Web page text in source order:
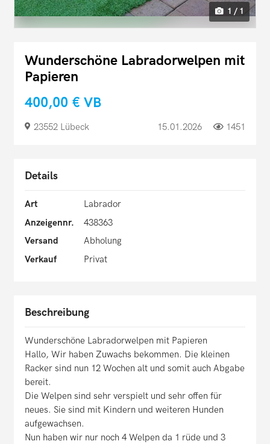
1 / 1
Wunderschöne Labradorwelpen mit
Papieren
400,00 € VB
23552 Lübeck 15.01.2026 1451
Details
Art
Labrador
Anzeigennr.
438363
Versand
Abholung
Verkauf
Privat
Beschreibung
Wunderschöne Labradorwelpen mit Papieren
Hallo, Wir haben Zuwachs bekommen. Die kleinen
Racker sind nun 12 Wochen alt und somit auch Abgabe
bereit.
Die Welpen sind sehr verspielt und sehr offen für
neues. Sie sind mit Kindern und weiteren Hunden
aufgewachsen.
Nun haben wir nur noch 4 Welpen da 1 rüde und 3